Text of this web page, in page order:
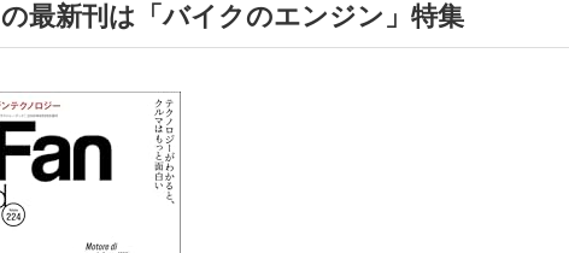
最新刊は「バイクのエンジン」特集